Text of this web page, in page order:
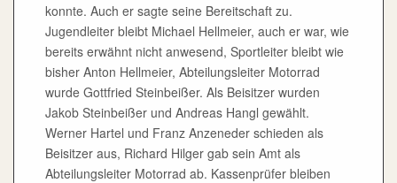
konnte. Auch er sagte seine Bereitschaft zu.
Jugendleiter bleibt Michael Hellmeier, auch er war, wie
bereits erwähnt nicht anwesend, Sportleiter bleibt wie
bisher Anton Hellmeier, Abteilungsleiter Motorrad
wurde Gottfried Steinbeißer. Als Beisitzer wurden
Jakob Steinbeißer und Andreas Hangl gewählt.
Werner Hartel und Franz Anzeneder schieden als
Beisitzer aus, Richard Hilger gab sein Amt als
Abteilungsleiter Motorrad ab. Kassenprüfer bleiben